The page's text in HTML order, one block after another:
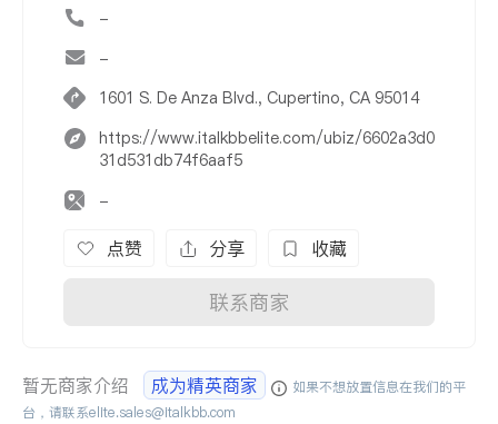
-
-
1601 S. De Anza Blvd., Cupertino, CA 95014
https://www.italkbbelite.com/ubiz/6602a3d0
31d531db74f6aaf5
-
点赞 分享 收藏
联系商家
暂无商家介绍 成为精英商家
如果不想放置信息在我们的平
台，请联系elite.sales@italkbb.com